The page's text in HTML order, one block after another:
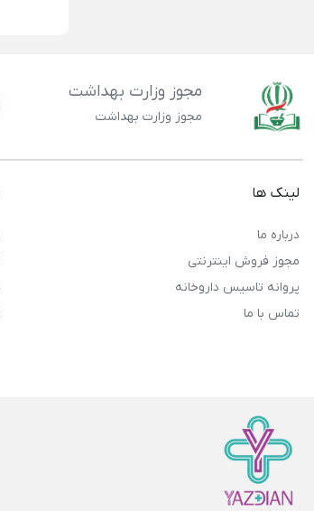
مجوز وزارت بهداشت
مجوز وزارت بهداشت
لینک ها
درباره ما
مجوز فروش اینترنتی
پروانه تاسیس داروخانه
تماس با ما